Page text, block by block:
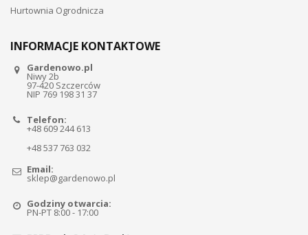
Hurtownia Ogrodnicza
INFORMACJE KONTAKTOWE
Gardenowo.pl
Niwy 2b
97-420 Szczerców
NIP 769 198 31 37
Telefon:
+48 609 244 613
+48 537 763 032
Email:
sklep@gardenowo.pl
Godziny otwarcia:
PN-PT 8:00 - 17:00